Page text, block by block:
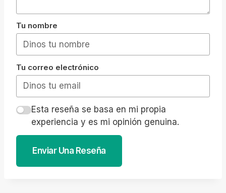
Tu nombre
Tu correo electrónico
Esta reseña se basa en mi propia
experiencia y es mi opinión genuina.
Enviar Una Reseña